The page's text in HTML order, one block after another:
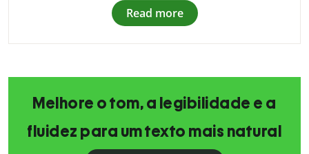
Read more
Melhore o tom, a legibilidade e a
fluidez para um texto mais natural